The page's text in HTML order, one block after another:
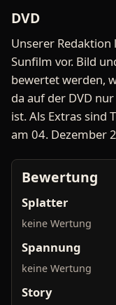
DVD
Unserer Redaktion
Sunfilm vor. Bild
bewertet werden,
da auf der DVD
ist. Als Extras sind
am 04. Dezember
Bewertung
Splatter
keine Wertung
Spannung
keine Wertung
Story